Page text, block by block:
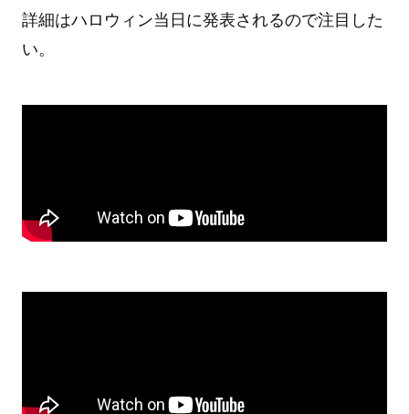
詳細はハロウィン当日に発表されるので注目した
い。